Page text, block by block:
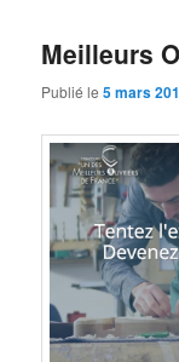
Meilleurs
Publié le5 mars